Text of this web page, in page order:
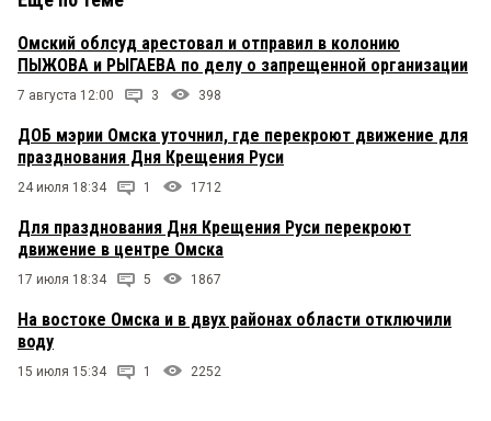
Омский облсуд арестовал и отправил в колонию
ПЫЖОВА и РЫГАЕВА по делу о запрещенной организации
7 августа 12:00 3 398
ДОБ мэрии Омска уточнил, где перекроют движение для
празднования Дня Крещения Руси
24 июля 18:34 1 1712
Для празднования Дня Крещения Руси перекроют
движение в центре Омска
17 июля 18:34 5 1867
На востоке Омска и в двух районах области отключили
воду
15 июля 15:34 1 2252